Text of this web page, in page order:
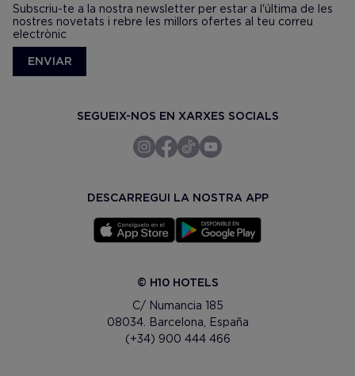
Subscriu-te a la nostra newsletter per estar a l'última de les
nostres novetats i rebre les millors ofertes al teu correu
electrònic
ENVIAR
SEGUEIX-NOS EN XARXES SOCIALS
DESCARREGUI LA NOSTRA APP
© H10 HOTELS
C/ Numancia 185
08034. Barcelona, España
(+34) 900 444 466